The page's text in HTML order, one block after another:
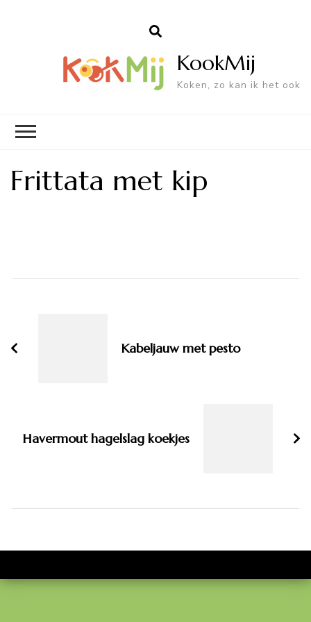
KookMij
Koken, zo kan ik het ook
Frittata met kip
Kabeljauw met pesto
Havermout hagelslag koekjes